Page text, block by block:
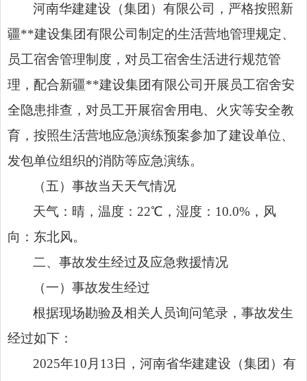
河南华建建设（集团）有限公司，严格按照新
疆**建设集团有限公司制定的生活营地管理规定、
员工宿舍管理制度，对员工宿舍生活进行规范管
理，配合新疆**建设集团有限公司开展员工宿舍安
全隐患排查，对员工开展宿舍用电、火灾等安全教
育，按照生活营地应急演练预案参加了建设单位、
发包单位组织的消防等应急演练。
（五）事故当天天气情况
天气：晴，温度：22℃，湿度：10.0%，风
向：东北风。
二、事故发生经过及应急救援情况
（一）事故发生经过
根据现场勘验及相关人员询问笔录，事故发生
经过如下：
2025年10月13日，河南省华建建设（集团）有